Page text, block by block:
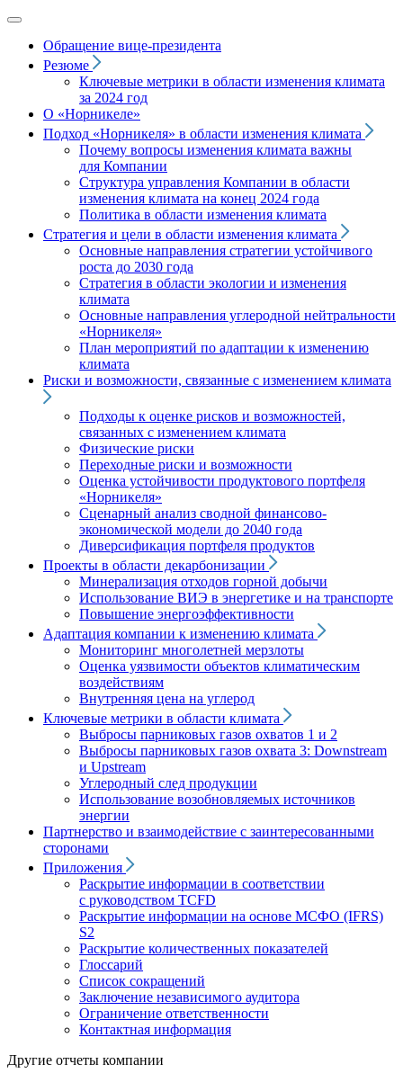
Обращение вице‑президента
Резюме
Ключевые метрики в области изменения климата
за 2024 год
О «Норникеле»
Подход «Норникеля» в области изменения климата
Почему вопросы изменения климата важны
для Компании
Структура управления Компании в области
изменения климата на конец 2024 года
Политика в области изменения климата
Стратегия и цели в области изменения климата
Основные направления стратегии устойчивого
роста до 2030 года
Стратегия в области экологии и изменения
климата
Основные направления углеродной нейтральности
«Норникеля»
План мероприятий по адаптации к изменению
климата
Риски и возможности, связанные с изменением климата
Подходы к оценке рисков и возможностей,
связанных с изменением климата
Физические риски
Переходные риски и возможности
Оценка устойчивости продуктового портфеля
«Норникеля»
Сценарный анализ сводной финансово-
экономической модели до 2040 года
Диверсификация портфеля продуктов
Проекты в области декарбонизации
Минерализация отходов горной добычи
Использование ВИЭ в энергетике и на транспорте
Повышение энергоэффективности
Адаптация компании к изменению климата
Мониторинг многолетней мерзлоты
Оценка уязвимости объектов климатическим
воздействиям
Внутренняя цена на углерод
Ключевые метрики в области климата
Выбросы парниковых газов охватов 1 и 2
Выбросы парниковых газов охвата 3: Downstream
и Upstream
Углеродный след продукции
Использование возобновляемых источников
энергии
Партнерство и взаимодействие с заинтересованными
сторонами
Приложения
Раскрытие информации в соответствии
с руководством TCFD
Раскрытие информации на основе МСФО (IFRS)
S2
Раскрытие количественных показателей
Глоссарий
Список сокращений
Заключение независимого аудитора
Ограничение ответственности
Контактная информация
Другие отчеты компании